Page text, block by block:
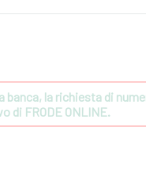
banca, la richiesta di
di FRODE ONLINE.